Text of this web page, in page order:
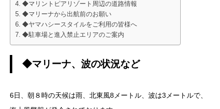
◆マリントピアリゾート周辺の道路情報
◆マリーナから出航前のお願い
◆ヤマハシースタイルをご利用の皆様へ
◆駐車場と進入禁止エリアのご案内
◆マリーナ、波の状況など
6日、朝８時の天候は雨、北東風8メートル、波は3メートルで、